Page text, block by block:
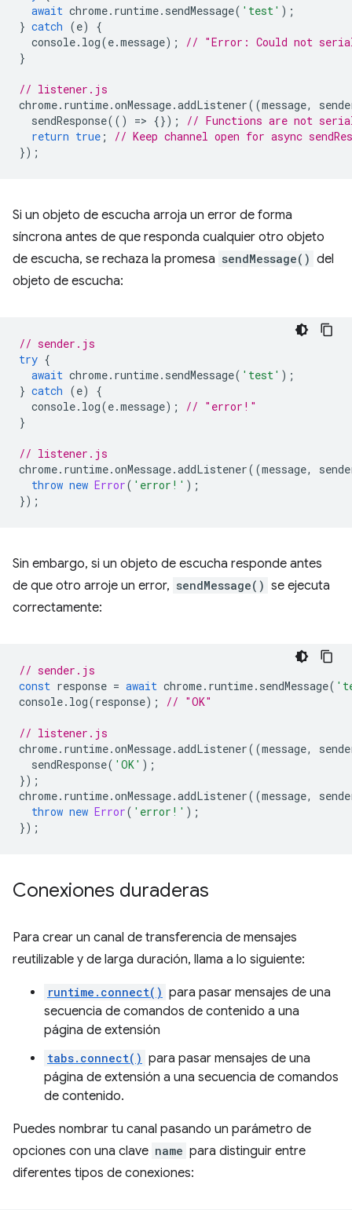
await chrome. runtime. sendMessage( 'test' );
} catch (e)
{
console. log(e.message);
// "Error: Could not
}
// listener.js
chrome. runtime.onMessage.addListener((message,
sendResponse(() => {});
// Functions are not
return true ;
// Keep channel open for async
});
Si un objeto de escucha arroja un error de forma
síncrona antes de que responda cualquier otro objeto
de escucha, se rechaza la promesa sendMessage() del
objeto de escucha:
// sender.js
try {
await chrome. runtime. sendMessage( 'test' );
} catch (e)
{
console. log(e.message);
// "error!"
}
// listener.js
chrome. runtime.onMessage.addListener((message,
throw new Error( 'error!' );
});
Sin embargo, si un objeto de escucha responde antes
de que otro arroje un error, sendMessage() se ejecuta
correctamente:
// sender.js
const response = await chrome. runtime. sendMessage(
console. log(response); // "OK"
// listener.js
chrome. runtime.onMessage.addListener((message,
sendResponse( 'OK' );
});
chrome. runtime.onMessage.addListener((message,
throw new Error( 'error!' );
});
Conexiones duraderas
Para crear un canal de transferencia de mensajes
reutilizable y de larga duración, llama a lo siguiente:
runtime.connect() para pasar mensajes de una
secuencia de comandos de contenido a una
página de extensión
tabs.connect() para pasar mensajes de una
página de extensión a una secuencia de comandos
de contenido.
Puedes nombrar tu canal pasando un parámetro de
opciones con una clave name para distinguir entre
diferentes tipos de conexiones: